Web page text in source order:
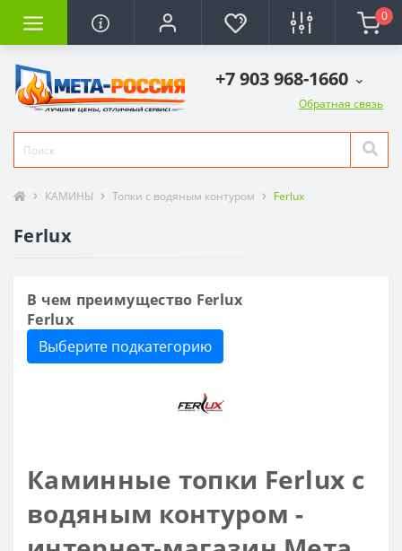
0
+7 903 968-1660
Обратная связь
КАМИНЫ Топки с водяным контуром Ferlux
Ferlux
В чем преимущество Ferlux
Ferlux
Выберите подкатегорию
Каминные топки Ferlux с
водяным контуром -